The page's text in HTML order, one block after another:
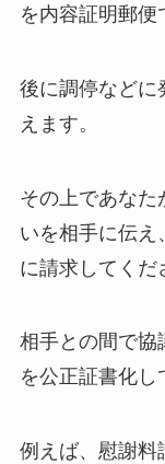
を内容証明郵便
後に調停などに
えます。
その上であなた
いを相手に伝え
に請求してくだ
相手との間で協
を公正証書化し
例えば、慰謝料